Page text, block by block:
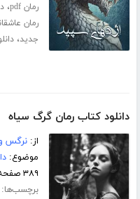
رمان pdf ،
رمان
جدید،
دانلود کتاب رمان گرگ سیاه
از:نرگس
موضوع:
۳۸۹ صفحه